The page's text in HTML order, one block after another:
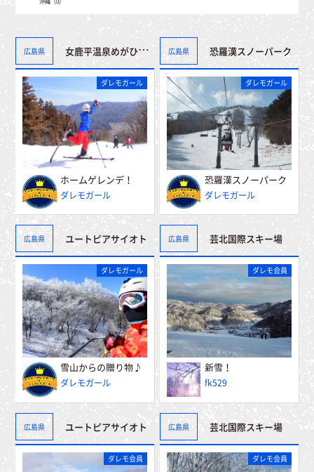
広島県 女鹿平温泉めがひらスキー場
ダレモガール
ホームゲレンデ！
ダレモガール
広島県 恐羅漢スノーパーク
ダレモガール
恐羅漢スノーパーク
ダレモガール
広島県 ユートピアサイオト
ダレモガール
雪山からの贈り物♪
ダレモガール
広島県 芸北国際スキー場
ダレモ会員
新雪！
fk529
広島県 ユートピアサイオト
ダレモ会員
広島県 芸北国際スキー場
ダレモ会員